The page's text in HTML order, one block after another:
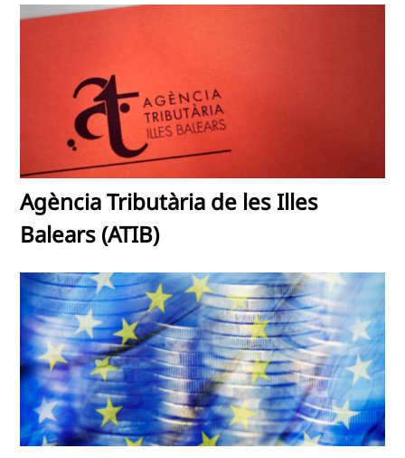
Agència Tributària de les Illes
Balears (ATIB)